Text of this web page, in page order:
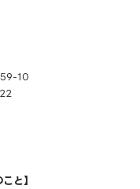
10
と】